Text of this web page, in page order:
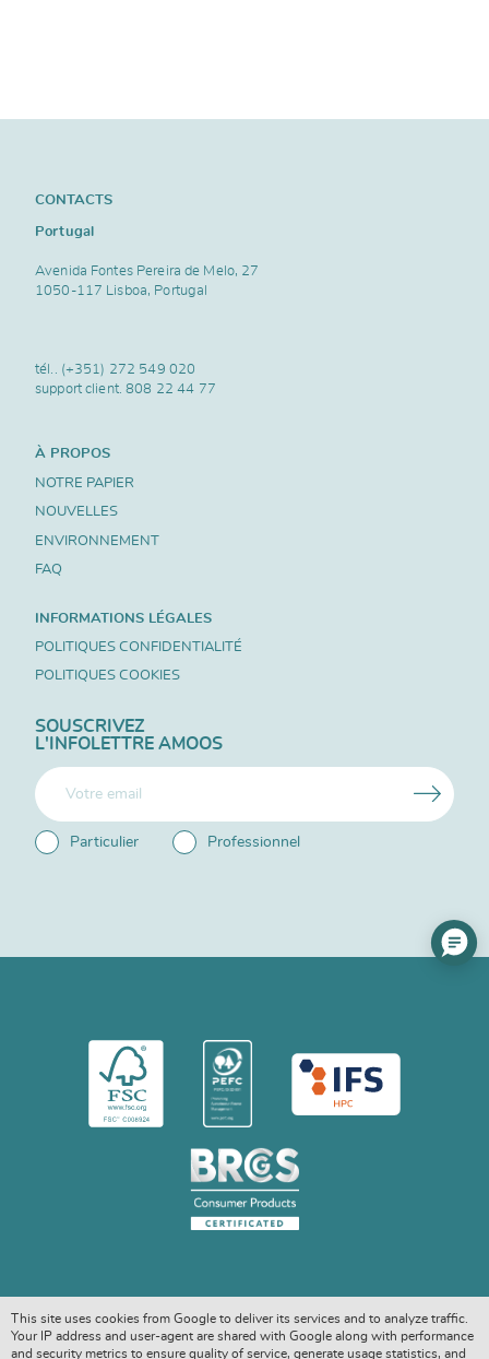
CONTACTS
Portugal
Avenida Fontes Pereira de Melo, 27
1050-117 Lisboa, Portugal
tél.. (+351) 272 549 020
support client.808 22 44 77
À PROPOS
NOTRE PAPIER
NOUVELLES
ENVIRONNEMENT
FAQ
INFORMATIONS LÉGALES
POLITIQUES CONFIDENTIALITÉ
POLITIQUES COOKIES
SOUSCRIVEZ
L'INFOLETTRE AMOOS
Particulier Professionnel
This site uses cookies from Google to deliver its services and to analyze traffic.
Your IP address and user-agent are shared with Google along with performance
and security metrics to ensure quality of service, generate usage statistics, and